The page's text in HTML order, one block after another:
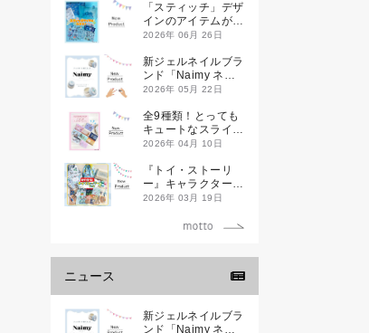
「スティッチ」デザ
インのアイテムが新
登場です
2026年 06月 26日
新ジェルネイルブラ
ンド「Naimy ネイ
ミィ」が誕生します
2026年 05月 22日
全9種類！とっても
キュートなスライダ
ーケースが新登場し
2026年 04月 10日
『トイ・ストーリ
ー』キャラクターデ
ザインのランチ＆文
2026年 03月 19日
ニュース
新ジェルネイルブラ
ンド「Naimy ネイ